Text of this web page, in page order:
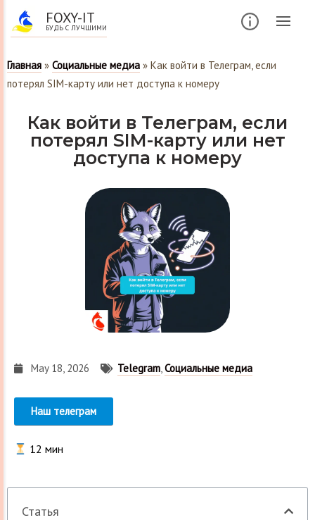
FOXY-IT
БУДЬ С ЛУЧШИМИ
Главная » Социальные медиа » Как войти в Телеграм, если
потерял SIM-карту или нет доступа к номеру
Как войти в Телеграм, если
потерял SIM-карту или нет
доступа к номеру
May 18, 2026 Telegram,Социальные медиа
Наш телеграм
12 мин
Статья